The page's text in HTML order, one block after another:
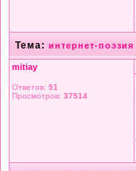
Тема: интернет-поэзия
mitiay
Ответов: 51
Просмотров: 37514